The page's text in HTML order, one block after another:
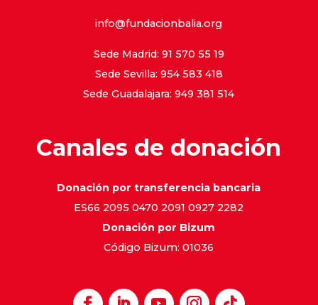
info@fundacionbalia.org
Sede Madrid: 91 570 55 19
Sede Sevilla: 954 583 418
Sede Guadalajara: 949 381 514
Canales de donación
Donación por transferencia bancaria
ES66 2095 0470 2091 0927 2282
Donación por Bizum
Código Bizum: 01036